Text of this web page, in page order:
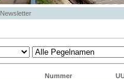
Newsletter
Nummer